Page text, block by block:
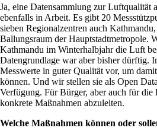
Ja, eine Datensammlung zur Luftqualität
ebenfalls in Arbeit. Es gibt 20
sieben Regionalzentren auch
Ballungsraum der Hauptstadtmetropole.
Kathmandu im Winterhalbjahr die Luft
Datengrundlage war aber bisher dürftig.
Messwerte in guter Qualität vor, um
können. Und wir stellen sie als Open
Verfügung. Für Bürger, aber auch für
konkrete Maßnahmen abzuleiten.
Welche Maßnahmen können oder